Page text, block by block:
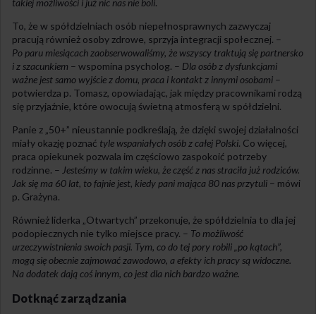
takiej możliwości i już nic nas nie boli.
To, że w spółdzielniach osób niepełnosprawnych zazwyczaj
pracują również osoby zdrowe, sprzyja integracji społecznej. –
Po paru miesiącach zaobserwowaliśmy, że wszyscy traktują się partnersko
i z szacunkiem – wspomina psycholog. – Dla osób z dysfunkcjami
ważne jest samo wyjście z domu, praca i kontakt z innymi osobami –
potwierdza p. Tomasz, opowiadając, jak między pracownikami rodzą
się przyjaźnie, które owocują świetną atmosferą w spółdzielni.
Panie z „50+” nieustannie podkreślają, że dzięki swojej działalności
miały okazję poznać tyle wspaniałych osób z całej Polski. Co więcej,
praca opiekunek pozwala im częściowo zaspokoić potrzeby
rodzinne. – Jesteśmy w takim wieku, że część z nas straciła już rodziców.
Jak się ma 60 lat, to fajnie jest, kiedy pani mająca 80 nas przytuli – mówi
p. Grażyna.
Również liderka „Otwartych” przekonuje, że spółdzielnia to dla jej
podopiecznych nie tylko miejsce pracy. – To możliwość
urzeczywistnienia swoich pasji. Tym, co do tej pory robili „po kątach”,
mogą się obecnie zajmować zawodowo, a efekty ich pracy są widoczne.
Na dodatek dają coś innym, co jest dla nich bardzo ważne.
Dotknąć zarządzania